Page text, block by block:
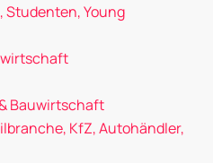
Studenten, Young
Bauwirtschaft
KfZ, Autohändler,